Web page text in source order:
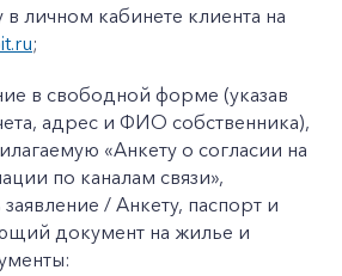
в личном кабинете клиента на
;
в свободной форме (указав
адрес и ФИО собственника),
«Анкету о согласии на
по каналам связи»,
/ Анкету, паспорт и
документ на жилье и